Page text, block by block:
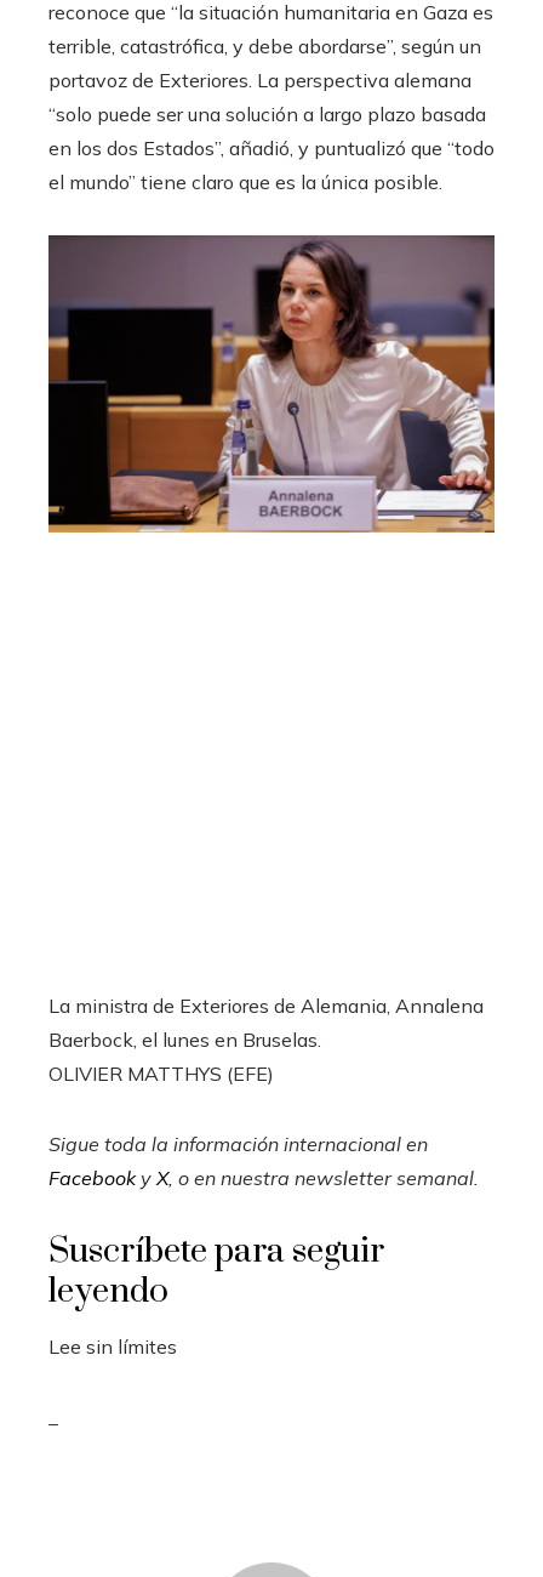
reconoce que “la situación humanitaria en Gaza es
terrible, catastrófica, y debe abordarse”, según un
portavoz de Exteriores. La perspectiva alemana
“solo puede ser una solución a largo plazo basada
en los dos Estados”, añadió, y puntualizó que “todo
el mundo” tiene claro que es la única posible.
La ministra de Exteriores de Alemania, Annalena
Baerbock, el lunes en Bruselas.
OLIVIER MATTHYS (EFE)
Sigue toda la información internacional en
FacebookyX, o en nuestra newsletter semanal.
Suscríbete para seguir
leyendo
Lee sin límites